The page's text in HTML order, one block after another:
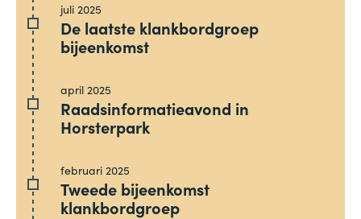
juli 2025
De laatste klankbordgroep
bijeenkomst
april 2025
Raadsinformatieavond in
Horsterpark
februari 2025
Tweede bijeenkomst
klankbordgroep